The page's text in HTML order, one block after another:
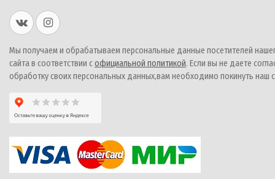
Мы получаем и обрабатываем персональные данные посетителей
сайта в соответствии софициальной политикой. Если вы не даете
обработку своих персональных данных,вам необходимо покинуть наш